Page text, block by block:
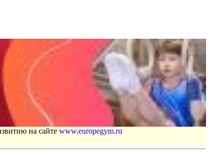
на сайте www.europegym.ru